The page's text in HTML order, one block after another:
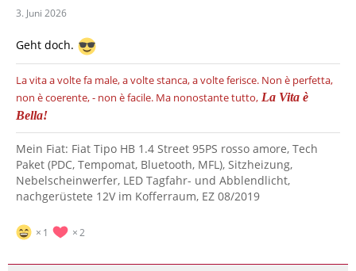
3. Juni 2026
Geht doch.
La vita a volte fa male, a volte stanca, a volte ferisce. Non è perfetta,
non è coerente, - non è facile. Ma nonostante tutto, La Vita è
Bella!
Mein Fiat: Fiat Tipo HB 1.4 Street 95PS rosso amore, Tech
Paket (PDC, Tempomat, Bluetooth, MFL), Sitzheizung,
Nebelscheinwerfer, LED Tagfahr- und Abblendlicht,
nachgerüstete 12V im Kofferraum, EZ 08/2019
1 2